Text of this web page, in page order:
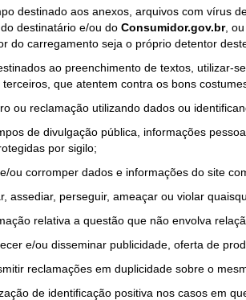
destinado aos anexos, arquivos com vírus
destinatário e/ou do Consumidor.gov.br,
do carregamento seja o próprio detentor
ao preenchimento de textos, utilizar-
terceiros, que atentem contra os bons
ou reclamação utilizando dados ou
de divulgação pública, informações
por sigilo;
ou corromper dados e informações do site
assediar, perseguir, ameaçar ou violar
relativa a questão que não envolva
e/ou disseminar publicidade, oferta de
reclamações em duplicidade sobre o
de identificação positiva nos casos em